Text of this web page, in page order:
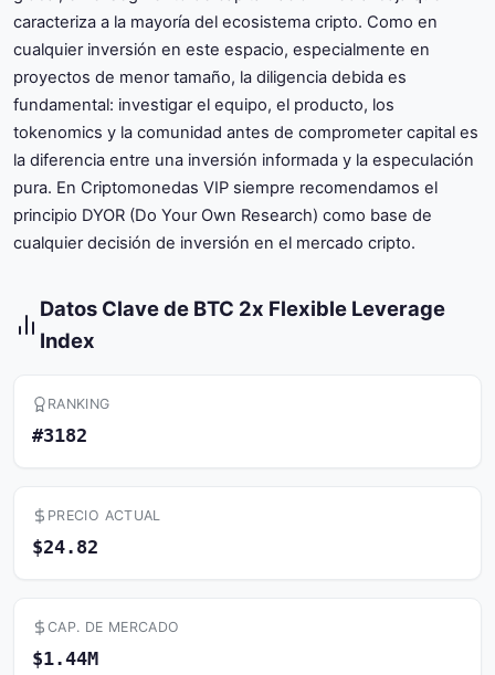
caracteriza a la mayoría del ecosistema cripto. Como en
cualquier inversión en este espacio, especialmente en
proyectos de menor tamaño, la diligencia debida es
fundamental: investigar el equipo, el producto, los
tokenomics y la comunidad antes de comprometer capital es
la diferencia entre una inversión informada y la especulación
pura. En Criptomonedas VIP siempre recomendamos el
principio DYOR (Do Your Own Research) como base de
cualquier decisión de inversión en el mercado cripto.
Datos Clave de BTC 2x Flexible Leverage
Index
RANKING
#3182
PRECIO ACTUAL
$24.82
CAP. DE MERCADO
$1.44M